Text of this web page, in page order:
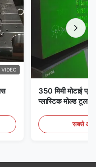
VIDEO
350 मिमी मोटाई
प्लास्टिक मोल्ड टूल
सबसे